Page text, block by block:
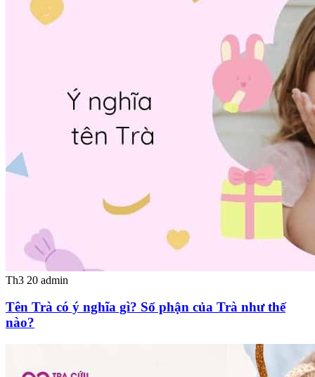
Th3 20 admin
Tên Trà có ý nghĩa gì? Số phận của Trà như thế
nào?